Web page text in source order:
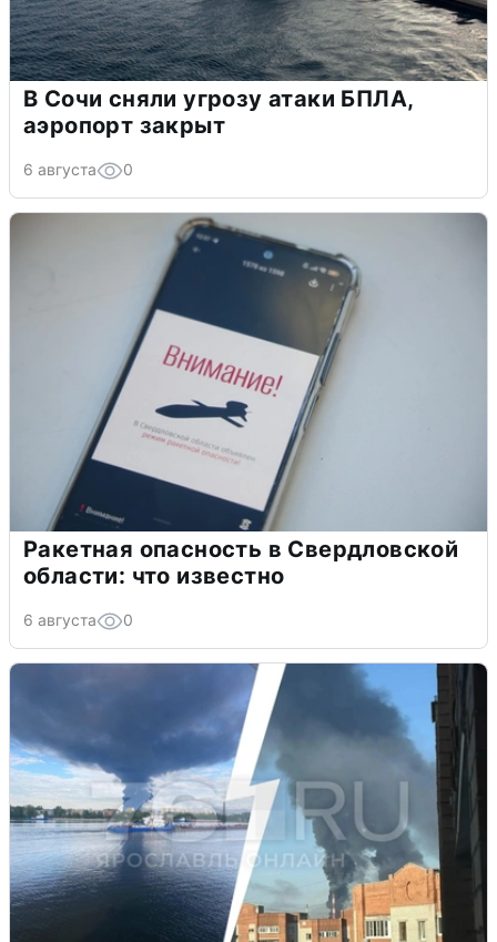
В Сочи сняли угрозу атаки БПЛА,
аэропорт закрыт
6 августа 0
Ракетная опасность в Свердловской
области: что известно
6 августа 0